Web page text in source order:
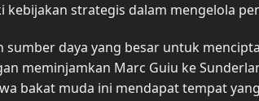
kebijakan strategis dalam mengelola
daya yang besar untuk
meminjamkan Marc Guiu ke
bakat muda ini mendapat tempat